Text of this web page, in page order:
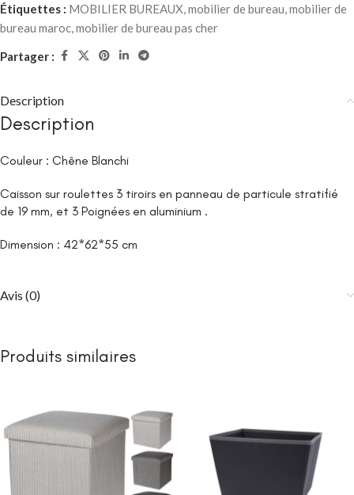
Étiquettes : MOBILIER BUREAUX,mobilier de bureau,mobilier de
bureau maroc,mobilier de bureau pas cher
Partager :
Description
Description
Couleur : Chêne Blanchi
Caisson sur roulettes 3 tiroirs en panneau de particule stratifié
de 19 mm, et 3 Poignées en aluminium .
Dimension : 42*62*55 cm
Avis (0)
Produits similaires